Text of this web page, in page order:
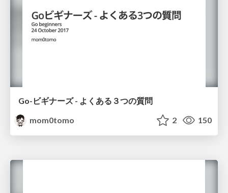
Go-ビギナーズ - よくある３つの質問
mom0tomo
2 150